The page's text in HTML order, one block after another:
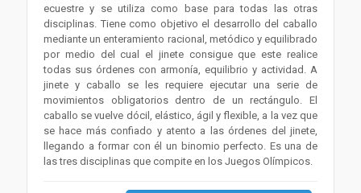
ecuestre y se utiliza como base para todas las otras
disciplinas. Tiene como objetivo el desarrollo del caballo
mediante un enteramiento racional, metódico y equilibrado
por medio del cual el jinete consigue que este realice
todas sus órdenes con armonía, equilibrio y actividad. A
jinete y caballo se les requiere ejecutar una serie de
movimientos obligatorios dentro de un rectángulo. El
caballo se vuelve dócil, elástico, ágil y flexible, a la vez que
se hace más confiado y atento a las órdenes del jinete,
llegando a formar con él un binomio perfecto. Es una de
las tres disciplinas que compite en los Juegos Olímpicos.